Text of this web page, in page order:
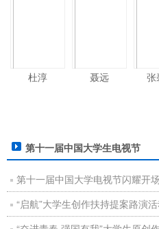
杜淳 聂远 张
第十一届中国大学生电视节
第十一届中国大学电视节闪耀开场
“启航”大学生创作扶持提案路演